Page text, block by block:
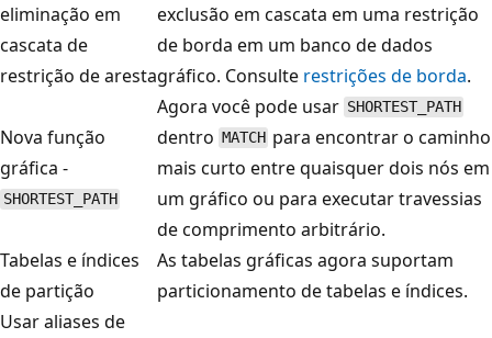
eliminação em
cascata de
restrição de aresta
exclusão em cascata em uma restrição
de borda em um banco de dados
gráfico. Consulte restrições de borda.
Nova função
gráfica -
SHORTEST_PATH
Agora você pode usar SHORTEST_PATH
dentro MATCH para encontrar o caminho
mais curto entre quaisquer dois nós em
um gráfico ou para executar travessias
de comprimento arbitrário.
Tabelas e índices
de partição
As tabelas gráficas agora suportam
particionamento de tabelas e índices.
Usar aliases de